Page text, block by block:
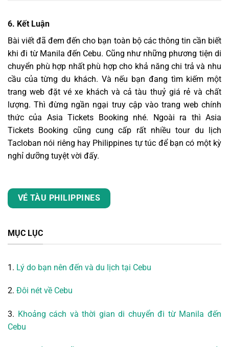
6. Kết Luận
Bài viết đã đem đến cho bạn toàn bộ các thông tin cần biết
khi đi từ Manila đến Cebu. Cũng như những phương tiện di
chuyển phù hợp nhất phù hợp cho khả năng chi trả và nhu
cầu của từng du khách. Và nếu bạn đang tìm kiếm một
trang web đặt vé xe khách và cả tàu thuỷ giá rẻ và chất
lượng. Thì đừng ngần ngại truy cập vào trang web chính
thức của Asia Tickets Booking nhé. Ngoài ra thì Asia
Tickets Booking cũng cung cấp rất nhiều tour du lịch
Tacloban nói riêng hay Philippines tự túc để bạn có một kỳ
nghỉ dưỡng tuyệt vời đấy.
VÉ TÀU PHILIPPINES
MỤC LỤC
1. Lý do bạn nên đến và du lịch tại Cebu
2. Đôi nét về Cebu
3. Khoảng cách và thời gian di chuyển đi từ Manila đến
Cebu